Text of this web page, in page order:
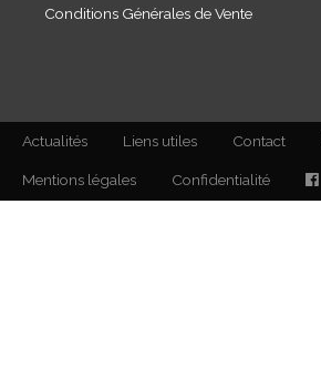
Conditions Générales de Vente
Actualités Liens utiles Contact
Mentions légales Confidentialité